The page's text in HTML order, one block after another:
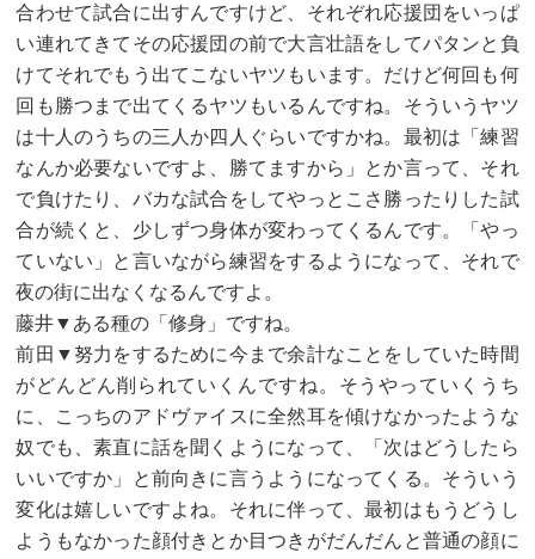
合わせて試合に出すんですけど、それぞれ応援団をいっぱ
い連れてきてその応援団の前で大言壮語をしてパタンと負
けてそれでもう出てこないヤツもいます。だけど何回も何
回も勝つまで出てくるヤツもいるんですね。そういうヤツ
は十人のうちの三人か四人ぐらいですかね。最初は「練習
なんか必要ないですよ、勝てますから」とか言って、それ
で負けたり、バカな試合をしてやっとこさ勝ったりした試
合が続くと、少しずつ身体が変わってくるんです。「やっ
ていない」と言いながら練習をするようになって、それで
夜の街に出なくなるんですよ。
藤井▼ある種の「修身」ですね。
前田▼努力をするために今まで余計なことをしていた時間
がどんどん削られていくんですね。そうやっていくうち
に、こっちのアドヴァイスに全然耳を傾けなかったような
奴でも、素直に話を聞くようになって、「次はどうしたら
いいですか」と前向きに言うようになってくる。そういう
変化は嬉しいですよね。それに伴って、最初はもうどうし
ようもなかった顔付きとか目つきがだんだんと普通の顔に